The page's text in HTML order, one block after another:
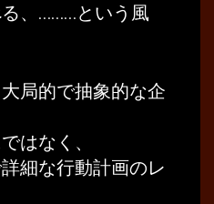
、………という風
局的で抽象的な企
はなく、
細な行動計画のレ